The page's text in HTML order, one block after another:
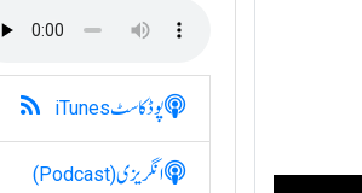
پوڈکاسٹiTunes
انگریزی(Podcast)